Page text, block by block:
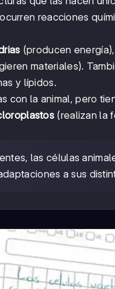
reacciones
(producen
materiales).
y lípidos.
con la animal, pero
(realizan la
las células
a sus